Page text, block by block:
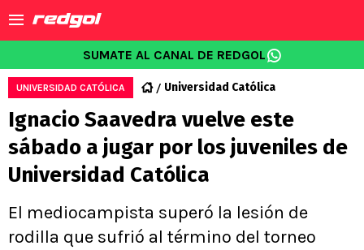
SUMATE AL CANAL DE REDGOL
UNIVERSIDAD CATÓLICA Universidad Católica
Ignacio Saavedra vuelve este
sábado a jugar por los juveniles de
Universidad Católica
El mediocampista superó la lesión de
rodilla que sufrió al término del torneo